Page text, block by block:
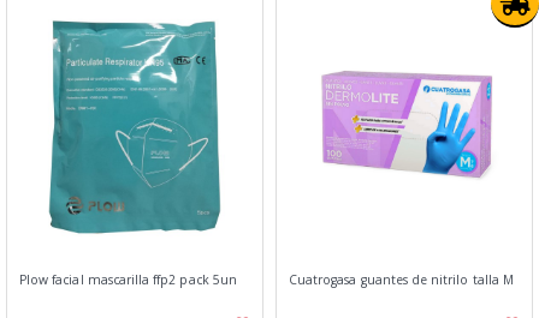
Plow facial mascarilla ffp2 pack 5un Cuatrogasa guantes de nitrilo talla M